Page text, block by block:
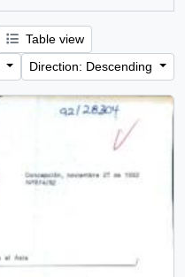
Table view
Direction: Descending